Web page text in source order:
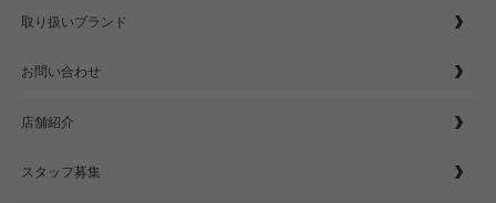
取り扱いブランド
お問い合わせ
店舗紹介
スタッフ募集